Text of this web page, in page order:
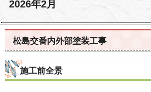
2026年2月
松島交番内外部塗装工事
施工前全景